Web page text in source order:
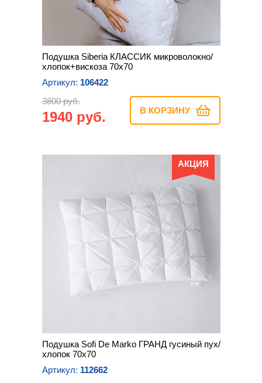
Подушка Siberia КЛАССИК микроволокно/
хлопок+вискоза 70х70
Артикул: 106422
3800 руб.
1940 руб. В КОРЗИНУ
АКЦИЯ
Подушка Sofi De Marko ГРАНД гусиный пух/
хлопок 70х70
Артикул: 112662